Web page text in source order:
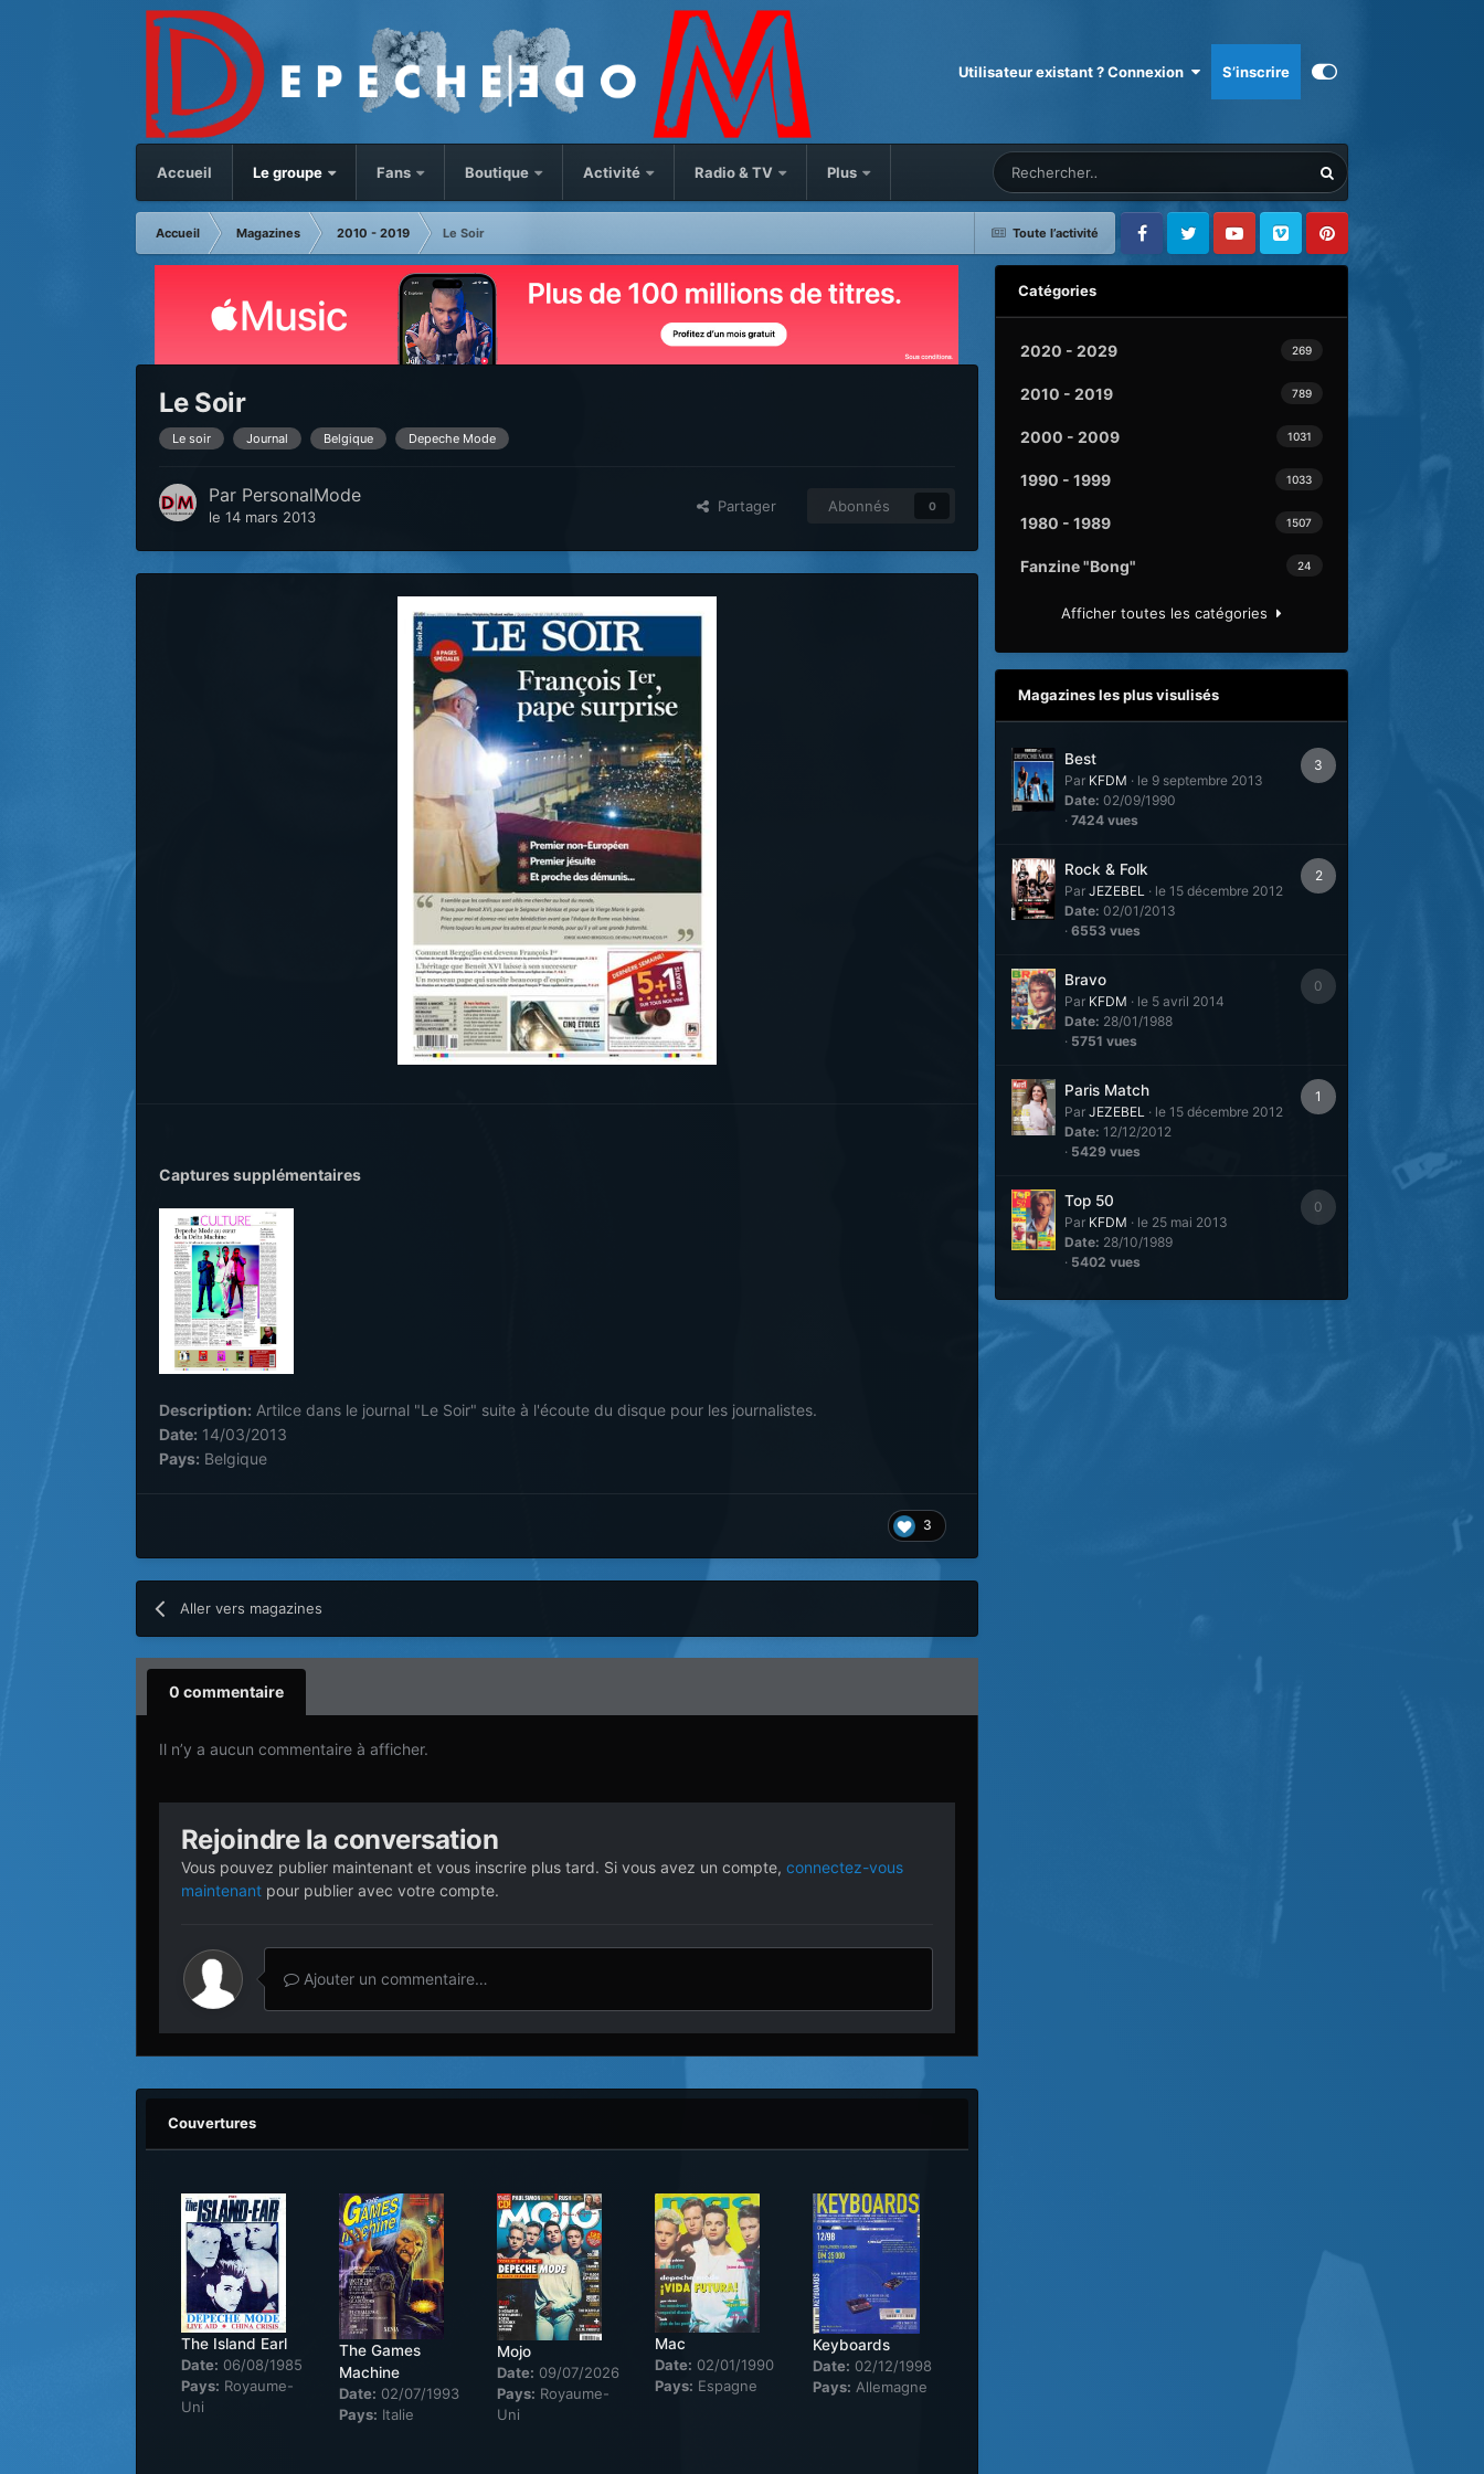
Utilisateur existant ? Connexion S’inscrire
Accueil Le groupe Fans Boutique Activité Radio & TV Plus
Toute l’activité
Accueil Magazines 2010 - 2019
Le Soir
FacebookTwitter Youtube Vimeo Pinterest
Le Soir
Le soir Journal Belgique Depeche Mode
Par PersonalMode
le 14 mars 2013
Partager Abonnés 0
Captures supplémentaires
Description: Artilce dans le journal "Le Soir" suite à l'écoute du disque pour les journalistes.
Date: 14/03/2013
Pays: Belgique
3
Aller vers magazines
0 commentaire
Il n’y a aucun commentaire à afficher.
Rejoindre la conversation
Vous pouvez publier maintenant et vous inscrire plus tard. Si vous avez un compte, connectez-vous
maintenantpour publier avec votre compte.
Ajouter un commentaire…
Couvertures
The Island Earl
Date: 06/08/1985
Pays: Royaume-
Uni
The Games
Machine
Date: 02/07/1993
Pays: Italie
Mojo
Date: 09/07/2026
Pays: Royaume-
Uni
Mac
Date: 02/01/1990
Pays: Espagne
Keyboards
Date: 02/12/1998
Pays: Allemagne
Catégories
269
2020 - 2029
789
2010 - 2019
1031
2000 - 2009
1033
1990 - 1999
1507
1980 - 1989
24
Fanzine "Bong"
Afficher toutes les catégories
Magazines les plus visulisés
3
Best
Par KFDM · le 9 septembre 2013
Date: 02/09/1990
·7424 vues
2
Rock & Folk
ParJEZEBEL · le 15 décembre 2012
Date: 02/01/2013
·6553 vues
0
Bravo
Par KFDM · le 5 avril 2014
Date: 28/01/1988
· 5751 vues
1
Paris Match
ParJEZEBEL · le 15 décembre 2012
Date: 12/12/2012
· 5429 vues
0
Top 50
Par KFDM · le 25 mai 2013
Date: 28/10/1989
· 5402 vues